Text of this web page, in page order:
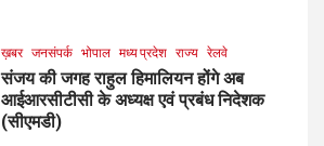
ख़बर जनसंपर्क भोपाल मध्य प्रदेश राज्य रेलवे
संजय की जगह राहुल हिमालियन होंगे अब
आईआरसीटीसी के अध्यक्ष एवं प्रबंध निदेशक
(सीएमडी)